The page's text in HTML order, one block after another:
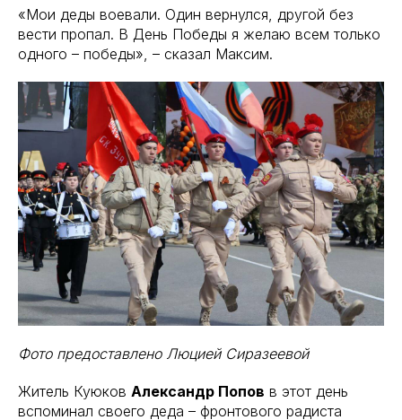
«Мои деды воевали. Один вернулся, другой без
вести пропал. В День Победы я желаю всем только
одного – победы», – сказал Максим.
Фото предоставлено Люцией Сиразеевой
Житель Куюков Александр Попов в этот день
вспоминал своего деда – фронтового радиста